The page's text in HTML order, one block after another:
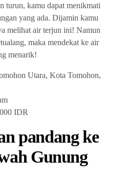
turun, kamu dapat menikmati
yang ada. Dijamin kamu
melihat air terjun ini! Namun
maka mendekat ke air
menarik!
Utara, Kota Tomohon,
IDR
pandang ke
Gunung